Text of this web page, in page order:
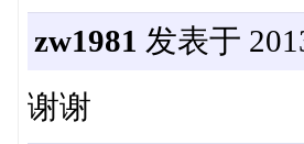
zw1981 发表于
谢谢